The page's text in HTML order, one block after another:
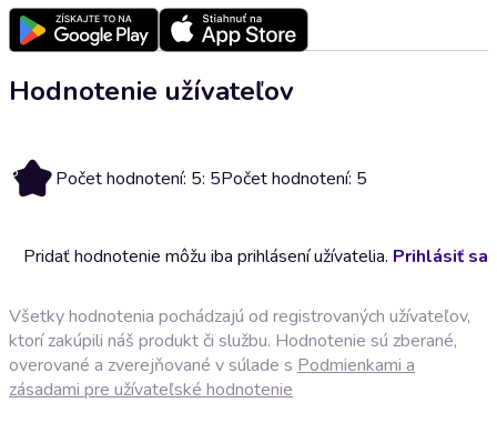
Hodnotenie užívateľov
5 Počet hodnotení: 5: 5Počet hodnotení: 5
Pridať hodnotenie môžu iba prihlásení užívatelia. Prihlásiť sa
Všetky hodnotenia pochádzajú od registrovaných užívateľov,
ktorí zakúpili náš produkt či službu. Hodnotenie sú zberané,
overované a zverejňované v súlade s Podmienkami a
zásadami pre užívateľské hodnotenie